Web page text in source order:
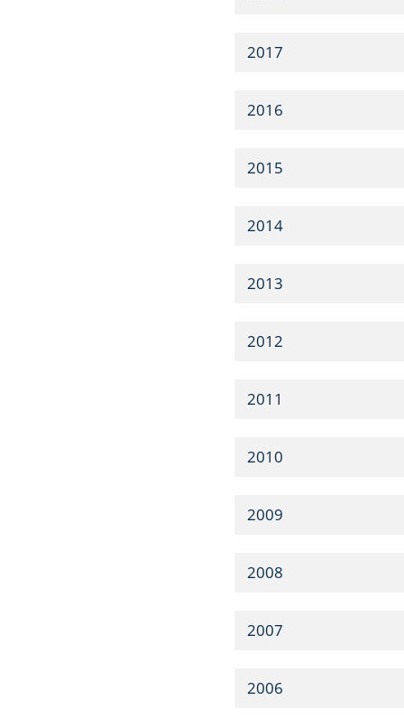
2017
2016
2015
2014
2013
2012
2011
2010
2009
2008
2007
2006